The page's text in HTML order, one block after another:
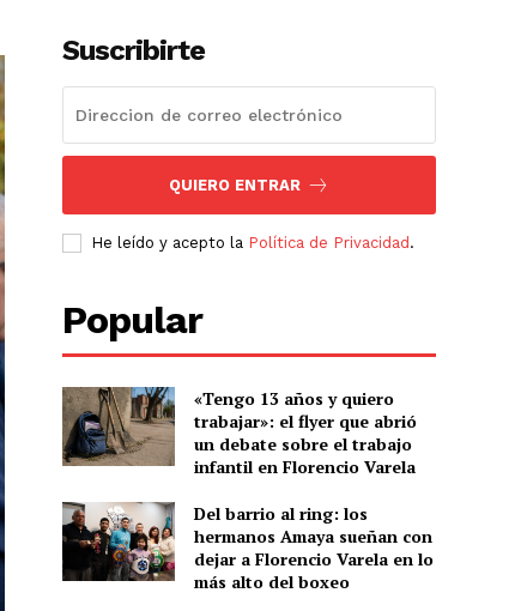
Suscribirte
QUIERO ENTRAR
He leído y acepto la Política de Privacidad .
Popular
«Tengo 13 años y quiero
trabajar»: el flyer que abrió
un debate sobre el trabajo
infantil en Florencio Varela
Del barrio al ring: los
hermanos Amaya sueñan con
dejar a Florencio Varela en lo
más alto del boxeo